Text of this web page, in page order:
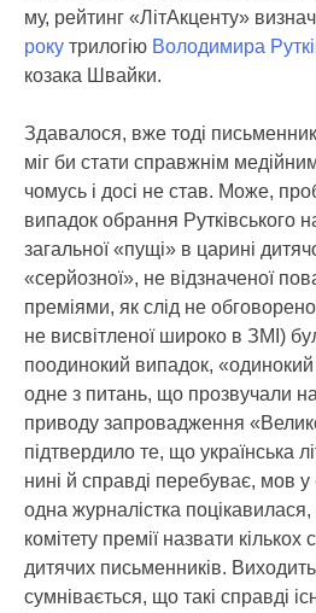
му, рейтинг «ЛітАкценту»
року трилогію Володимира
козака Швайки.
Здавалося, вже тоді
міг би стати справжнім
чомусь і досі не став. Може,
випадок обрання Рутківського
загальної «пущі» в царині
«серйозної», не відзначеної
преміями, як слід не
не висвітленої широко в ЗМІ)
поодинокий випадок, «одинокий
одне з питань, що прозвучали
приводу запровадження
підтвердило те, що українська
нині й справді перебуває, мов
одна журналістка
комітету премії назвати кількох
дитячих письменників.
сумнівається, що такі справді